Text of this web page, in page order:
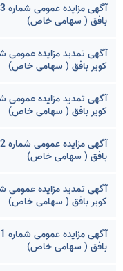
بافق ( سهامی خاص)
کویر بافق ( سهامی خاص)
کویر بافق ( سهامی خاص)
بافق ( سهامی خاص)
کویر بافق ( سهامی خاص)
بافق ( سهامی خاص)